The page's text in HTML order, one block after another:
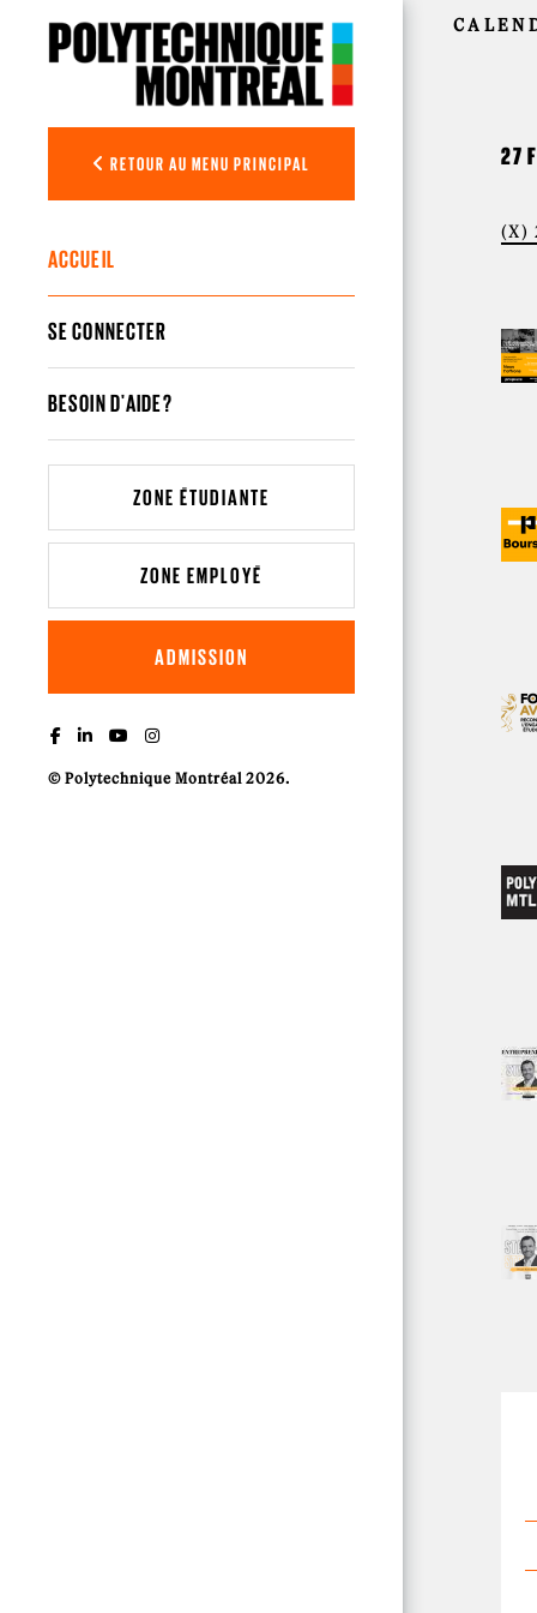
RETOUR AU MENU PRINCIPAL
ACCUEIL
SE CONNECTER
BESOIN D'AIDE?
ZONE ÉTUDIANTE
ZONE EMPLOYÉ
ADMISSION
© Polytechnique Montréal 2026.
27
(X)